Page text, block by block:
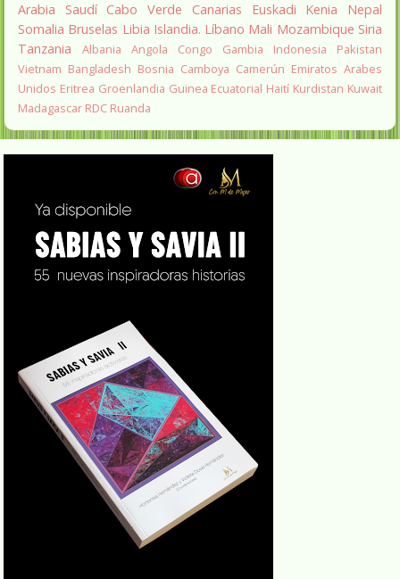
Arabia Saudí Cabo Verde Canarias Euskadi Kenia
Nepal
Somalia Bruselas Libia Islandia. Líbano Mali Mozambique Siria
Tanzania
Albania Angola Congo Gambia Indonesia
Pakistan
Vietnam Bangladesh Bosnia Camboya Camerún Emiratos Arabes
Unidos Eritrea Groenlandia Guinea Ecuatorial Haití Kurdistan Kuwait
Madagascar RDC Ruanda